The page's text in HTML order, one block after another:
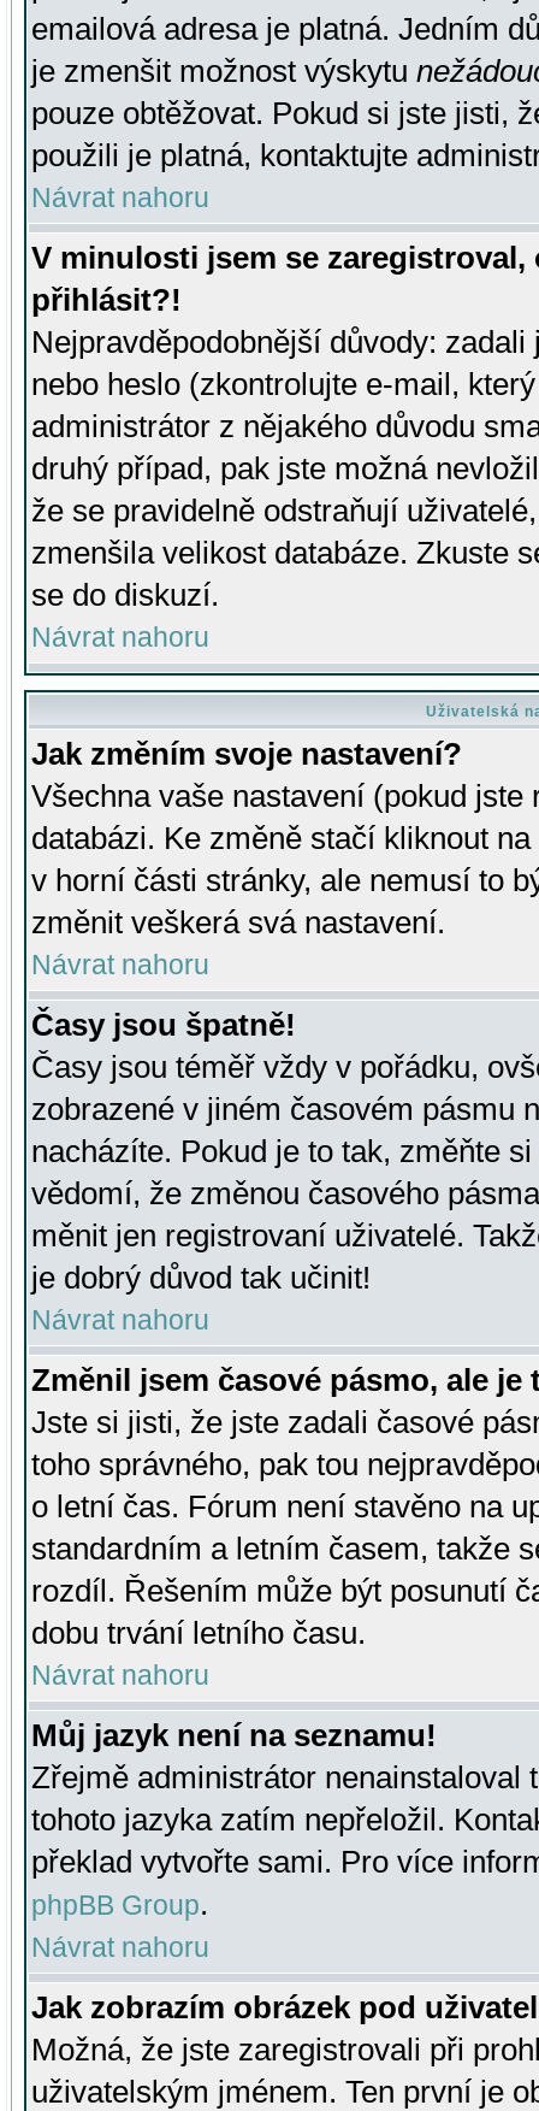
emailová adresa je platná. Jedním
je zmenšit možnost výskytu
pouze obtěžovat. Pokud si jste jisti,
použili je platná, kontaktujte
Návrat nahoru
V minulosti jsem se
přihlásit?!
Nejpravděpodobnější důvody:
nebo heslo (zkontrolujte e-mail,
administrátor z nějakého důvodu
druhý případ, pak jste možná
že se pravidelně odstraňují
zmenšila velikost databáze. Zkuste
se do diskuzí.
Návrat nahoru
Uživatelská
Jak změním svoje nastavení?
Všechna vaše nastavení (pokud
databázi. Ke změně stačí kliknout
v horní části stránky, ale nemusí to
změnit veškerá svá nastavení.
Návrat nahoru
Časy jsou špatně!
Časy jsou téměř vždy v pořádku,
zobrazené v jiném časovém pásmu
nacházíte. Pokud je to tak, změňte
vědomí, že změnou časového
měnit jen registrovaní uživatelé.
je dobrý důvod tak učinit!
Návrat nahoru
Změnil jsem časové pásmo, ale je
Jste si jisti, že jste zadali časové
toho správného, pak tou
o letní čas. Fórum není stavěno na
standardním a letním časem, takže
rozdíl. Řešením může být posunutí
dobu trvání letního času.
Návrat nahoru
Můj jazyk není na seznamu!
Zřejmě administrátor nenainstaloval
tohoto jazyka zatím nepřeložil.
překlad vytvořte sami. Pro více
phpBB Group.
Návrat nahoru
Jak zobrazím obrázek pod
Možná, že jste zaregistrovali při
uživatelským jménem. Ten první je